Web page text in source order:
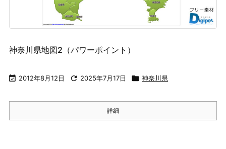
神奈川県地図2（パワーポイント）
 2012年8月12日  2025年7月17日  神奈川県
詳細